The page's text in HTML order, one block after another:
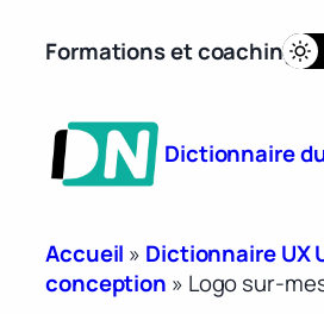
Formations et coaching
Dictionnaire
Accueil » Dictionnaire UX
conception » Logo sur-